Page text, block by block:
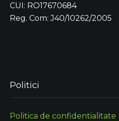
CUI: RO17670684
Reg. Com: J40/10262/2005
Politici
Politica de confidentialitate